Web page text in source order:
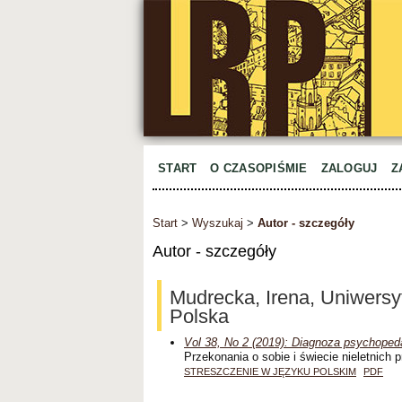
START O CZASOPIŚMIE ZALOGUJ
Start > Wyszukaj > Autor - szczegóły
Autor - szczegóły
Mudrecka, Irena,
Polska
Vol 38, No 2 (2019): Diagnoza
Przekonania o sobie i świecie nieletnich
STRESZCZENIE W JĘZYKU POLSKIM PDF